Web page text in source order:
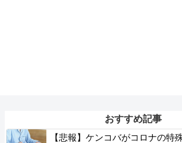
おすすめ記事
【悲報】ケンコバがコロナの特